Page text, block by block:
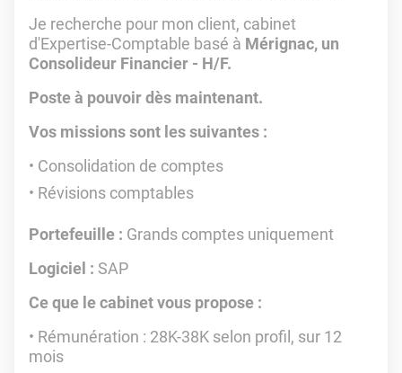
Je recherche pour mon client, cabinet
d'Expertise-Comptable basé à Mérignac, un
Consolideur Financier - H/F.
Poste à pouvoir dès maintenant.
Vos missions sont les suivantes :
Consolidation de comptes
Révisions comptables
Portefeuille : Grands comptes uniquement
Logiciel : SAP
Ce que le cabinet vous propose :
Rémunération : 28K-38K selon profil, sur 12
mois